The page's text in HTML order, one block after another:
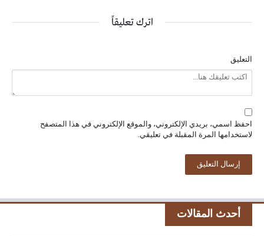
اترك تعليقاً
التعليق
احفظ اسمي، بريدي الإلكتروني، والموقع الإلكتروني في هذا المتصفح
لاستخدامها المرة المقبلة في تعليقي.
أحدث المقالات